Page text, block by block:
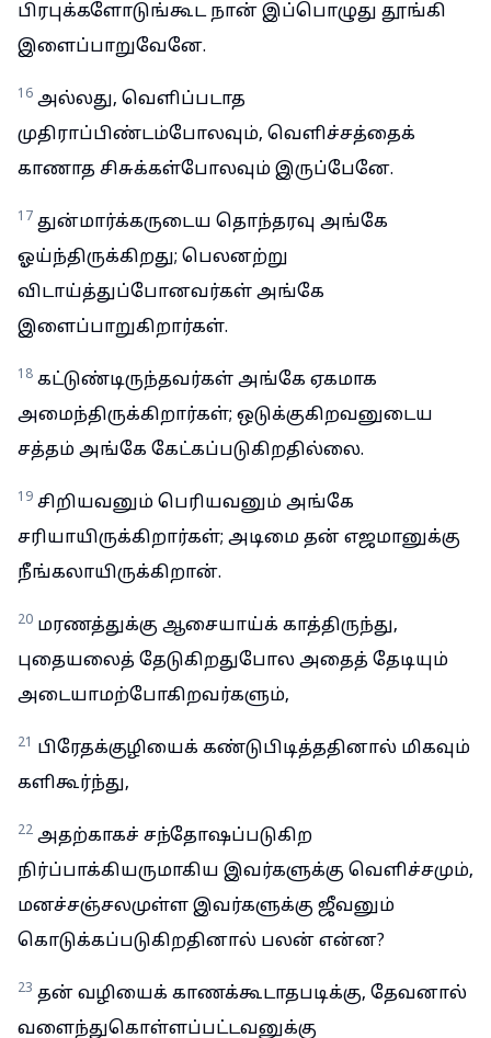
பிரபுக்களோடுங்கூட நான் இப்பொழுது தூங்கி
இளைப்பாறுவேனே.
16 அல்லது, வெளிப்படாத
முதிராப்பிண்டம்போலவும், வெளிச்சத்தைக்
காணாத சிசுக்கள்போலவும் இருப்பேனே.
17 துன்மார்க்கருடைய தொந்தரவு அங்கே
ஓய்ந்திருக்கிறது; பெலனற்று
விடாய்த்துப்போனவர்கள் அங்கே
இளைப்பாறுகிறார்கள்.
18 கட்டுண்டிருந்தவர்கள் அங்கே ஏகமாக
அமைந்திருக்கிறார்கள்; ஒடுக்குகிறவனுடைய
சத்தம் அங்கே கேட்கப்படுகிறதில்லை.
19 சிறியவனும் பெரியவனும் அங்கே
சரியாயிருக்கிறார்கள்; அடிமை தன் எஜமானுக்கு
நீங்கலாயிருக்கிறான்.
20 மரணத்துக்கு ஆசையாய்க் காத்திருந்து,
புதையலைத் தேடுகிறதுபோல அதைத் தேடியும்
அடையாமற்போகிறவர்களும்,
21 பிரேதக்குழியைக் கண்டுபிடித்ததினால் மிகவும்
களிகூர்ந்து,
22 அதற்காகச் சந்தோஷப்படுகிற
நிர்ப்பாக்கியருமாகிய இவர்களுக்கு வெளிச்சமும்,
மனச்சஞ்சலமுள்ள இவர்களுக்கு ஜீவனும்
கொடுக்கப்படுகிறதினால் பலன் என்ன?
23 தன் வழியைக் காணக்கூடாதபடிக்கு, தேவனால்
வளைந்துகொள்ளப்பட்டவனுக்கு